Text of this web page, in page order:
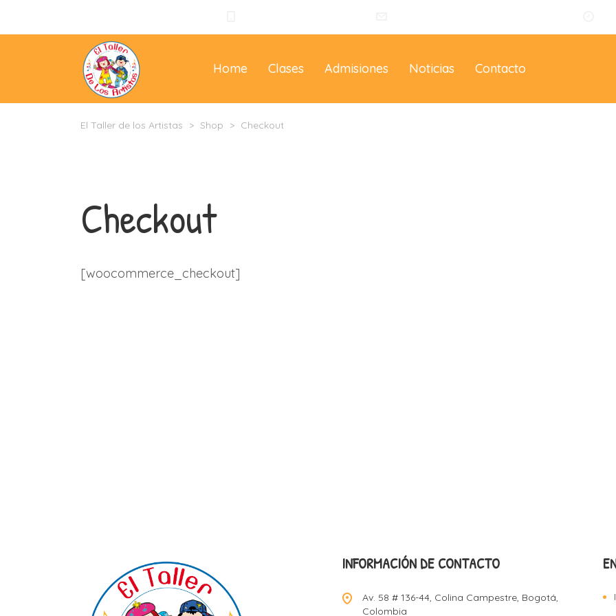
Home Clases Admisiones Noticias Contacto
El Taller de los Artistas > Shop > Checkout
Checkout
[woocommerce_checkout]
INFORMACIÓN DE CONTACTO
Av. 58 # 136-44, Colina Campestre, Bogotá,
Colombia